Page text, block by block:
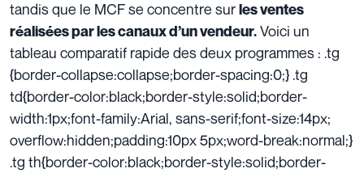
tandis que le MCF se concentre surles ventes
réalisées par les canaux d’un vendeur.Voici un
tableau comparatif rapide des deux programmes : .tg
{border-collapse:collapse;border-spacing:0;} .tg
td{border-color:black;border-style:solid;border-
width:1px;font-family:Arial, sans-serif;font-size:14px;
overflow:hidden;padding:10px 5px;word-break:normal;}
.tg th{border-color:black;border-style:solid;border-